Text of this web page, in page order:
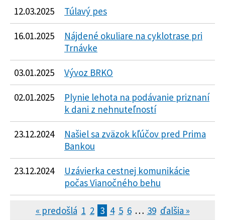
12.03.2025 Túlavý pes
16.01.2025
Nájdené okuliare na cyklotrase pri
Trnávke
03.01.2025 Vývoz BRKO
02.01.2025
Plynie lehota na podávanie priznaní
k dani z nehnuteľností
23.12.2024
Našiel sa zväzok kľúčov pred Prima
Bankou
23.12.2024
Uzávierka cestnej komunikácie
počas Vianočného behu
« predošlá 1 2 3 4 5 6 … 39 ďalšia »